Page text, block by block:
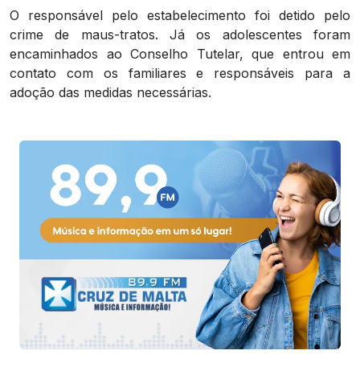
O responsável pelo estabelecimento foi detido pelo
crime de maus-tratos. Já os adolescentes foram
encaminhados ao Conselho Tutelar, que entrou em
contato com os familiares e responsáveis para a
adoção das medidas necessárias.